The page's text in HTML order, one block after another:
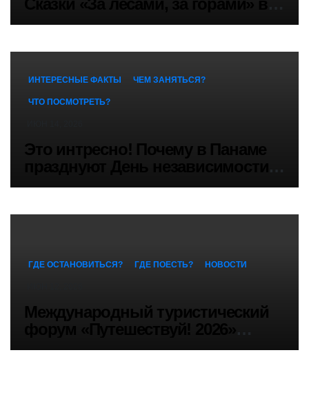
Санкт-Петербурге
ИНТЕРЕСНЫЕ ФАКТЫ ЧЕМ ЗАНЯТЬСЯ?
ЧТО ПОСМОТРЕТЬ?
Это интресно! Почему в Панаме
три раза: История праздника
ГДЕ ОСТАНОВИТЬСЯ? ГДЕ ПОЕСТЬ? НОВОСТИ
Международный туристический
проходит в Москве в июне